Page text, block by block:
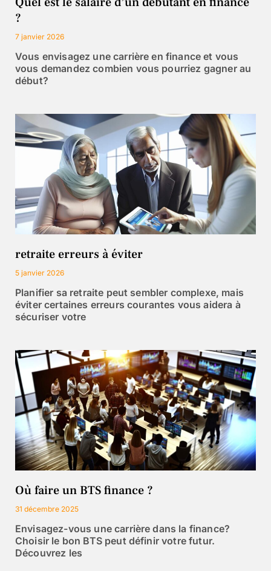
?
7 janvier 2026
Vous envisagez une carrière en finance et vous
vous demandez combien vous pourriez gagner au
début?
retraite erreurs à éviter
5 janvier 2026
Planifier sa retraite peut sembler complexe, mais
éviter certaines erreurs courantes vous aidera à
sécuriser votre
Où faire un BTS finance ?
31 décembre 2025
Envisagez-vous une carrière dans la finance?
Choisir le bon BTS peut définir votre futur.
Découvrez les